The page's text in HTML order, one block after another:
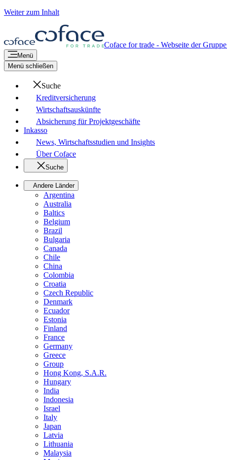
Weiter zum Inhalt
Coface for trade - Webseite der Gruppe
Menü
Menü schließen
Suche
Kreditversicherung
Wirtschaftsauskünfte
Absicherung für Projektgeschäfte
Inkasso
News, Wirtschaftsstudien und Insights
Über Coface
Suche
Andere Länder
Argentina
Australia
Baltics
Belgium
Brazil
Bulgaria
Canada
Chile
China
Colombia
Croatia
Czech Republic
Denmark
Ecuador
Estonia
Finland
France
Germany
Greece
Group
Hong Kong, S.A.R.
Hungary
India
Indonesia
Israel
Italy
Japan
Latvia
Lithuania
Malaysia